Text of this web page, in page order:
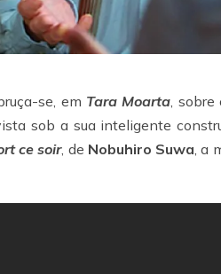
se, em Tara Moarta, sobre
sob a sua inteligente
ce soir, de Nobuhiro Suwa, a